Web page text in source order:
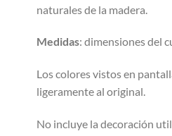
naturales de la madera.
Medidas: dimensiones del
Los colores vistos en
ligeramente al original.
No incluye la decoración